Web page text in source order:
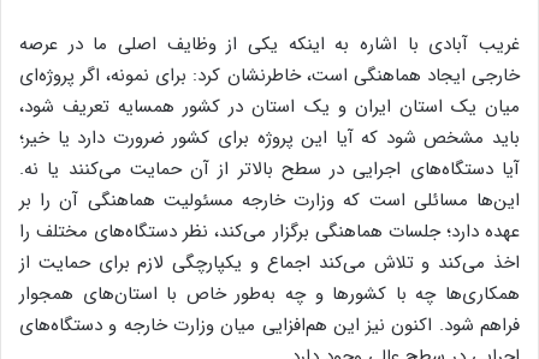
غریب آبادی با اشاره به اینکه یکی از وظایف اصلی ما در عرصه
خارجی ایجاد هماهنگی است، خاطرنشان کرد: برای نمونه، اگر پروژه‌ای
میان یک استان ایران و یک استان در کشور همسایه تعریف شود،
باید مشخص شود که آیا این پروژه برای کشور ضرورت دارد یا خیر؛
آیا دستگاه‌های اجرایی در سطح بالاتر از آن حمایت می‌کنند یا نه.
این‌ها مسائلی است که وزارت خارجه مسئولیت هماهنگی آن را بر
عهده دارد؛ جلسات هماهنگی برگزار می‌کند، نظر دستگاه‌های مختلف را
اخذ می‌کند و تلاش می‌کند اجماع و یکپارچگی لازم برای حمایت از
همکاری‌ها چه با کشورها و چه به‌طور خاص با استان‌های همجوار
فراهم شود. اکنون نیز این هم‌افزایی میان وزارت خارجه و دستگاه‌های